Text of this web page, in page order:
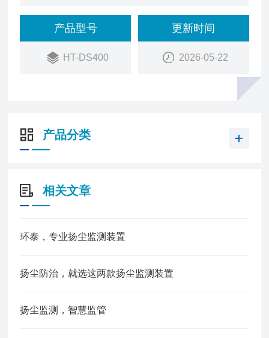
4.实时显示 自动连续监测，便于维护，运行成本低
5.自动采样 间隔1小时采样并记录相关数据
6.便于布点 4G 无线传输稳定，适合大规模网格化布
产品型号
HT-DS400
更新时间
2026-05-22
产品分类
相关文章
环泰，专业扬尘监测装置
扬尘防治，就选这两款扬尘监测装置
扬尘监测，智慧监管